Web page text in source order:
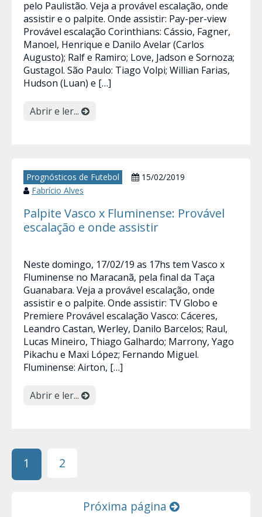
pelo Paulistão. Veja a provável escalação, onde
assistir e o palpite. Onde assistir: Pay-per-view
Provável escalação Corinthians: Cássio, Fagner,
Manoel, Henrique e Danilo Avelar (Carlos
Augusto); Ralf e Ramiro; Love, Jadson e Sornoza;
Gustagol. São Paulo: Tiago Volpi; Willian Farias,
Hudson (Luan) e […]
Abrir e ler...
Prognósticos de Futebol
15/02/2019
Fabrício Alves
Palpite Vasco x Fluminense: Provável
escalação e onde assistir
Neste domingo, 17/02/19 as 17hs tem Vasco x
Fluminense no Maracanã, pela final da Taça
Guanabara. Veja a provável escalação, onde
assistir e o palpite. Onde assistir: TV Globo e
Premiere Provável escalação Vasco: Cáceres,
Leandro Castan, Werley, Danilo Barcelos; Raul,
Lucas Mineiro, Thiago Galhardo; Marrony, Yago
Pikachu e Maxi López; Fernando Miguel.
Fluminense: Airton, […]
Abrir e ler...
1 2
Próxima página